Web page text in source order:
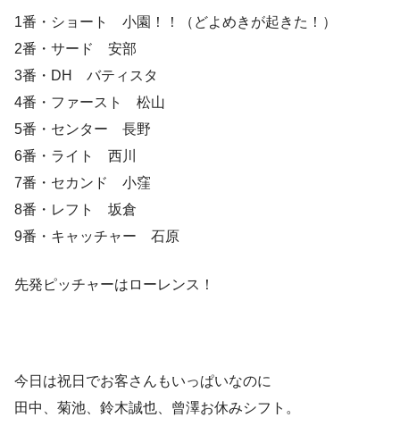
1番・ショート 小園！！（どよめきが起きた！）
2番・サード 安部
3番・DH バティスタ
4番・ファースト 松山
5番・センター 長野
6番・ライト 西川
7番・セカンド 小窪
8番・レフト 坂倉
9番・キャッチャー 石原
先発ピッチャーはローレンス！
今日は祝日でお客さんもいっぱいなのに
田中、菊池、鈴木誠也、曾澤お休みシフト。